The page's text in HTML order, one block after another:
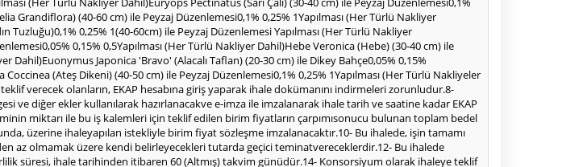
Grandiflora) (40-60 cm) ile Peyzaj Düzenlemesi0,1% 0,25% 1Yapılması (Her Türlü Nakliyer
Tuzluğu)0,1% 0,25% 1(40-60cm) ile Peyzaj Düzenlemesi Yapılması (Her Türlü Nakliyer
0,15% 0,5Yapılması (Her Türlü Nakliyer Dahil)Hebe Veronica (Hebe) (30-40 cm) ile
Dahil)Euonymus Japonica 'Bravo' (Alacalı Taflan) (20-30 cm) ile Dikey Bahçe0,05% 0,15%
(Ateş Dikeni) (40-50 cm) ile Peyzaj Düzenlemesi0,1% 0,25% 1Yapılması (Her Türlü Nakliyeler
verecek olanların, EKAP hesabına giriş yaparak ihale dokümanını indirmeleri zorunludur.8-
ve diğer ekler kullanılarak hazırlanacakve e-imza ile imzalanarak ihale tarih ve saatine kadar EKAP
miktarı ile bu iş kalemleri için teklif edilen birim fiyatların çarpımısonucu bulunan toplam bedel
üzerine ihaleyapılan istekliyle birim fiyat sözleşme imzalanacaktır.10- Bu ihalede, işin tamamı
az olmamak üzere kendi belirleyecekleri tutarda geçici teminatvereceklerdir.12- Bu ihalede
süresi, ihale tarihinden itibaren 60 (Altmış) takvim günüdür.14- Konsorsiyum olarak ihaleye teklif